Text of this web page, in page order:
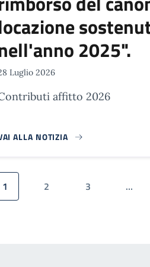
2025".
Luglio 2026
affitto 2026
ALLA NOTIZIA
Pagina attuale
1 Pagina
2 Pagina
3 …